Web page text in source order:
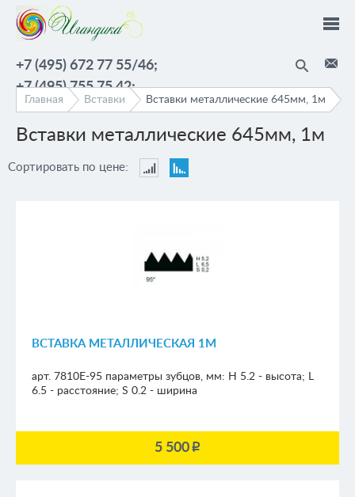
Перейти к основному содержанию
+7 (495) 672 77 55/46;
+7 (495) 755 75 42;
Главная Вставки Вставки металлические 645мм, 1м
Вставки металлические 645мм, 1м
Сортировать по цене:
возрастанию
убыванию
ВСТАВКА МЕТАЛЛИЧЕСКАЯ 1М
арт. 7810E-95 параметры зубцов, мм: H 5.2 - высота; L
6.5 - расстояние; S 0.2 - ширина
5 500p
Страницы